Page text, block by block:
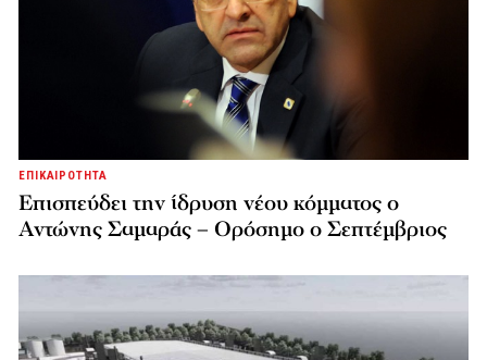
ΕΠΙΚΑΙΡΟΤΗΤΑ
Επισπεύδει την ίδρυση νέου κόμματος o
Αντώνης Σαμαράς – Ορόσημο ο Σεπτέμβριος